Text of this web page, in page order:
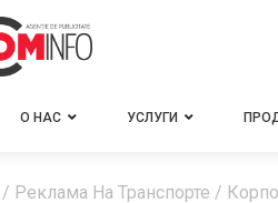
О НАС УСЛУГИ
/ Реклама На Транспорте /